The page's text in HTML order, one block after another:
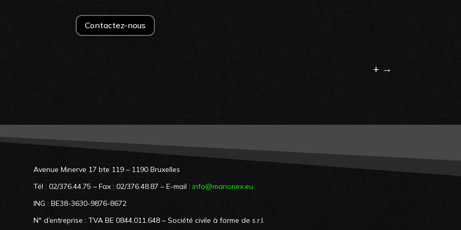
Contactez-nous
+ →
Avenue Minerve 17 bte 119 – 1190 Bruxelles
Tél : 02/376.44.75 – Fax : 02/376.48.87 – E-mail : info@marionex.eu
ING : BE38-3630-9876-8672
N° d’entreprise : TVA BE 0844.011.648 – Société civile à forme de s.r.l.